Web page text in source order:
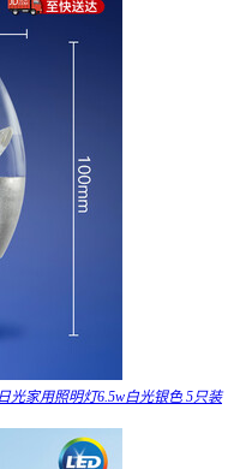
光家用照明灯6.5w白光银色 5只装